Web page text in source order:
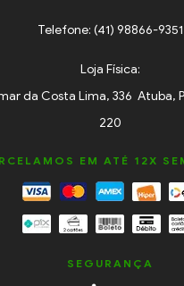
Telefone: (41) 98866-9351
Loja Física:
da Costa Lima, 336 Atuba,
220
EM ATÉ 12X
SEGURANÇA